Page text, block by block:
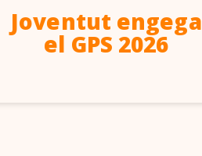
Joventut engega
el GPS 2026